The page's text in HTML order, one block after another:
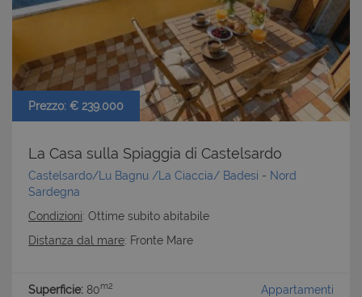
Prezzo: € 239.000
La Casa sulla Spiaggia di Castelsardo
Castelsardo/Lu Bagnu /La Ciaccia/ Badesi - Nord
Sardegna
Condizioni: Ottime subito abitabile
Distanza dal mare: Fronte Mare
Superficie: 80m2 Appartamenti